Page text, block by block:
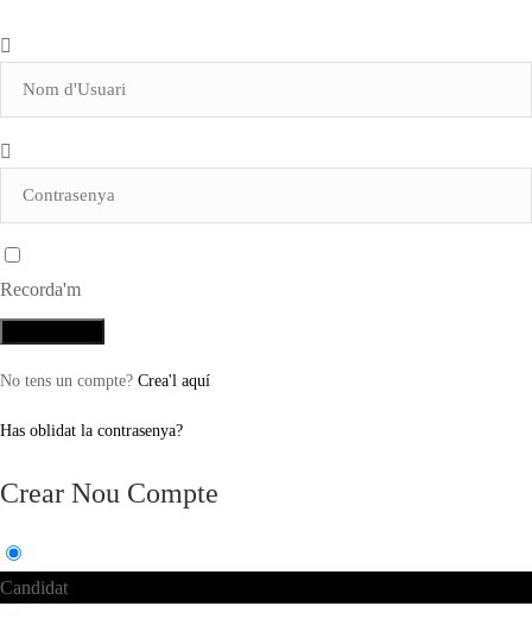
Recorda'm
No tens un compte? Crea'l aquí
Has oblidat la contrasenya?
Crear Nou Compte
Candidat